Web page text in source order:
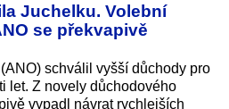
Juchelku. Volební
se překvapivě
schválil vyšší důchody pro
let. Z novely důchodového
vypadl návrat rychlejších